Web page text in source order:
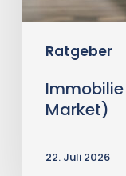
Ratgeber
Market)
22. Juli 2026